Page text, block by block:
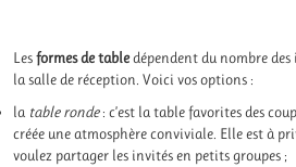
Lesformes de tabledépendent du nombre des
la salle de réception. Voici vos options :
la table ronde: c’est la table favorites des
créée une atmosphère conviviale. Elle est à
voulez partager les invités en petits groupes ;